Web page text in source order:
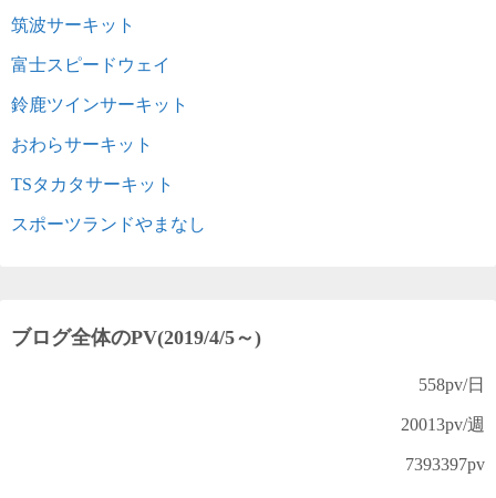
筑波サーキット
富士スピードウェイ
鈴鹿ツインサーキット
おわらサーキット
TSタカタサーキット
スポーツランドやまなし
ブログ全体のPV(2019/4/5～)
558pv/日
20013pv/週
7393397pv